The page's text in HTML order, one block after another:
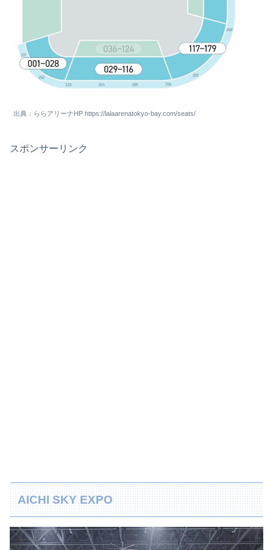
出典：ららアリーナHP https://lalaarenatokyo-bay.com/seats/
スポンサーリンク
AICHI SKY EXPO